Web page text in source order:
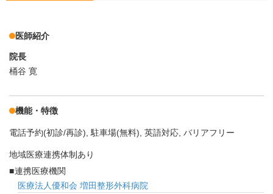
医師紹介
院長
桶谷 寛
機能・特徴
電話予約(初診/再診) 駐車場(無料) 英語対応 バリアフリー
地域医療連携体制あり
連携医療機関
医療法人優和会 増田整形外科病院